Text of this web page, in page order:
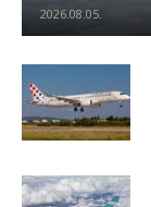
2026.08.05.